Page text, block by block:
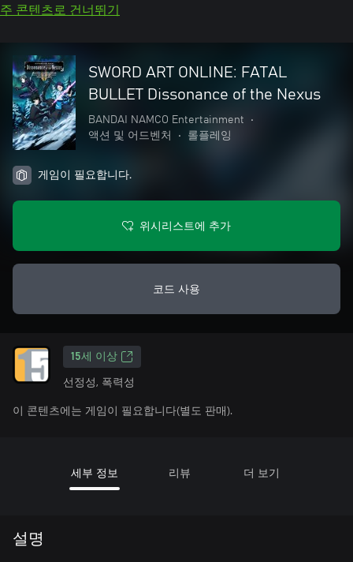
주 콘텐츠로 건너뛰기
SWORD ART ONLINE: FATAL
BULLET Dissonance of the Nexus
BANDAI NAMCO Entertainment
•
액션 및 어드벤처
• 롤플레잉
게임이 필요합니다.
위시리스트에 추가
코드 사용
15세 이상
선정성, 폭력성
이 콘텐츠에는 게임이 필요합니다(별도 판매).
세부 정보 리뷰 더 보기
설명